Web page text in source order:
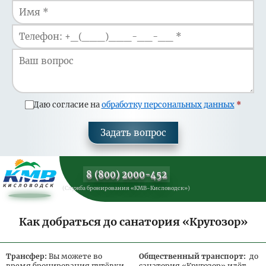
Даю согласие наобработку персональных данных
Задать вопрос
8 (800) 2000-452
(Служба бронирования «КМВ-Кисловодск»)
Как добраться до санатория «Кругозор»
Трансфер: Вы можете во
Общественный транспорт: до